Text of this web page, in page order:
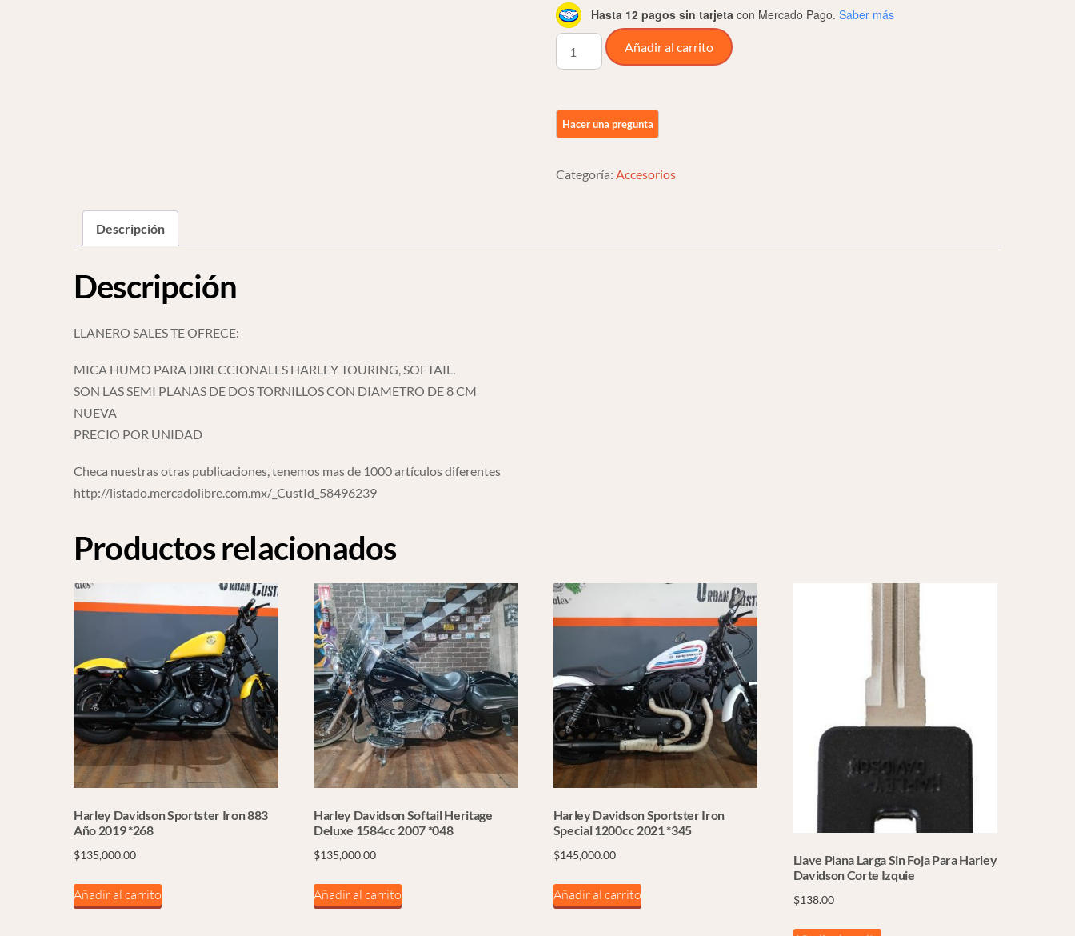
Hasta 12 pagos sin tarjeta con Mercado Pago. Saber más
Mica
Humo
Harley
Softail
Añadir al carrito
Categoría:Accesorios
Descripción
Descripción
LLANERO SALES TE OFRECE:
MICA HUMO PARA DIRECCIONALES HARLEY TOURING, SOFTAIL.
SON LAS SEMI PLANAS DE DOS TORNILLOS CON DIAMETRO DE 8 CM
NUEVA
PRECIO POR UNIDAD
Checa nuestras otras publicaciones, tenemos mas de 1000 artículos diferentes
http://listado.mercadolibre.com.mx/_CustId_58496239
Productos relacionados
Harley Davidson Sportster Iron 883
Año 2019 *268
$135,000.00
Añadir al carrito
Harley Davidson Softail Heritage
Deluxe 1584cc 2007 *048
$135,000.00
Añadir al carrito
Harley Davidson Sportster Iron
Special 1200cc 2021 *345
$145,000.00
Añadir al carrito
Llave Plana Larga Sin Foja Para Harley
Davidson Corte Izquie
$138.00